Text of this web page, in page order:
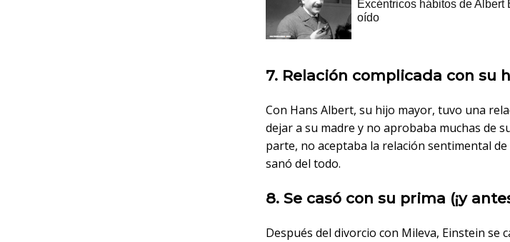
7. Relación complicada con su
Con Hans Albert, su hijo mayor, tuvo una
dejar a su madre y no aprobaba muchas de
parte, no aceptaba la relación sentimental
sanó del todo.
8. Se casó con su prima (¡y
Después del divorcio con Mileva, Einstein se